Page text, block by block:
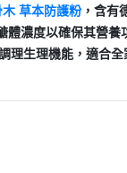
木 草本防護粉，含有
體濃度以確保其營養
理生理機能，適合全